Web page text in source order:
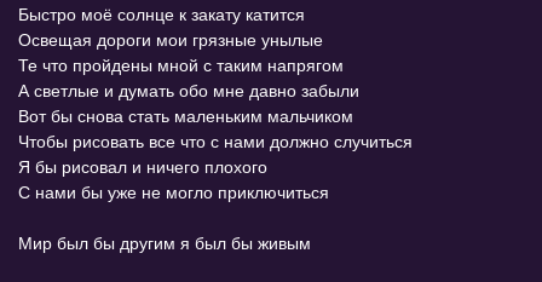
Быстро моё солнце к закату катится
Освещая дороги мои грязные унылые
Те что пройдены мной с таким напрягом
А светлые и думать обо мне давно забыли
Вот бы снова стать маленьким мальчиком
Чтобы рисовать все что с нами должно случиться
Я бы рисовал и ничего плохого
С нами бы уже не могло приключиться
Мир был бы другим я был бы живым